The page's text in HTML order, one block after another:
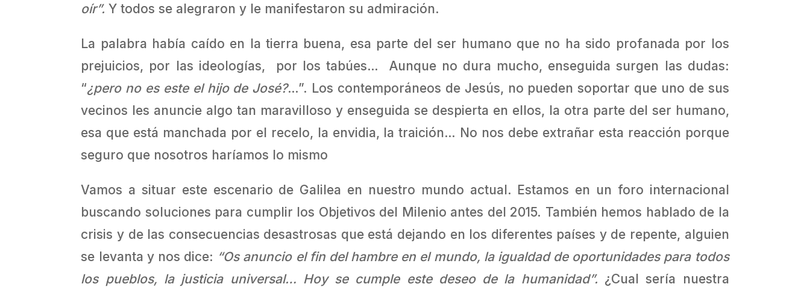
oír”. Y todos se alegraron y le manifestaron su admiración.
La palabra había caído en la tierra buena, esa parte del ser humano que no ha sido profanada por los
prejuicios, por las ideologías, por los tabúes… Aunque no dura mucho, enseguida surgen las dudas:
“¿pero no es este el hijo de José?…”. Los contemporáneos de Jesús, no pueden soportar que uno de sus
vecinos les anuncie algo tan maravilloso y enseguida se despierta en ellos, la otra parte del ser humano,
esa que está manchada por el recelo, la envidia, la traición… No nos debe extrañar esta reacción porque
seguro que nosotros haríamos lo mismo
Vamos a situar este escenario de Galilea en nuestro mundo actual. Estamos en un foro internacional
buscando soluciones para cumplir los Objetivos del Milenio antes del 2015. También hemos hablado de la
crisis y de las consecuencias desastrosas que está dejando en los diferentes países y de repente, alguien
se levanta y nos dice: “Os anuncio el fin del hambre en el mundo, la igualdad de oportunidades para todos
los pueblos, la justicia universal… Hoy se cumple este deseo de la humanidad”. ¿Cual sería nuestra